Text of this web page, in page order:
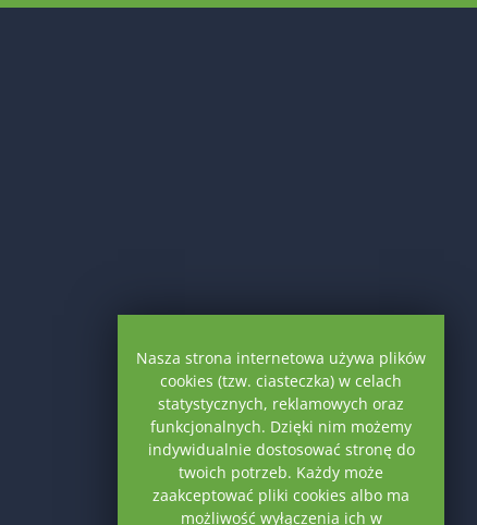
Nasza strona internetowa używa plików
cookies (tzw. ciasteczka) w celach
statystycznych, reklamowych oraz
funkcjonalnych. Dzięki nim możemy
indywidualnie dostosować stronę do
twoich potrzeb. Każdy może
zaakceptować pliki cookies albo ma
możliwość wyłączenia ich w